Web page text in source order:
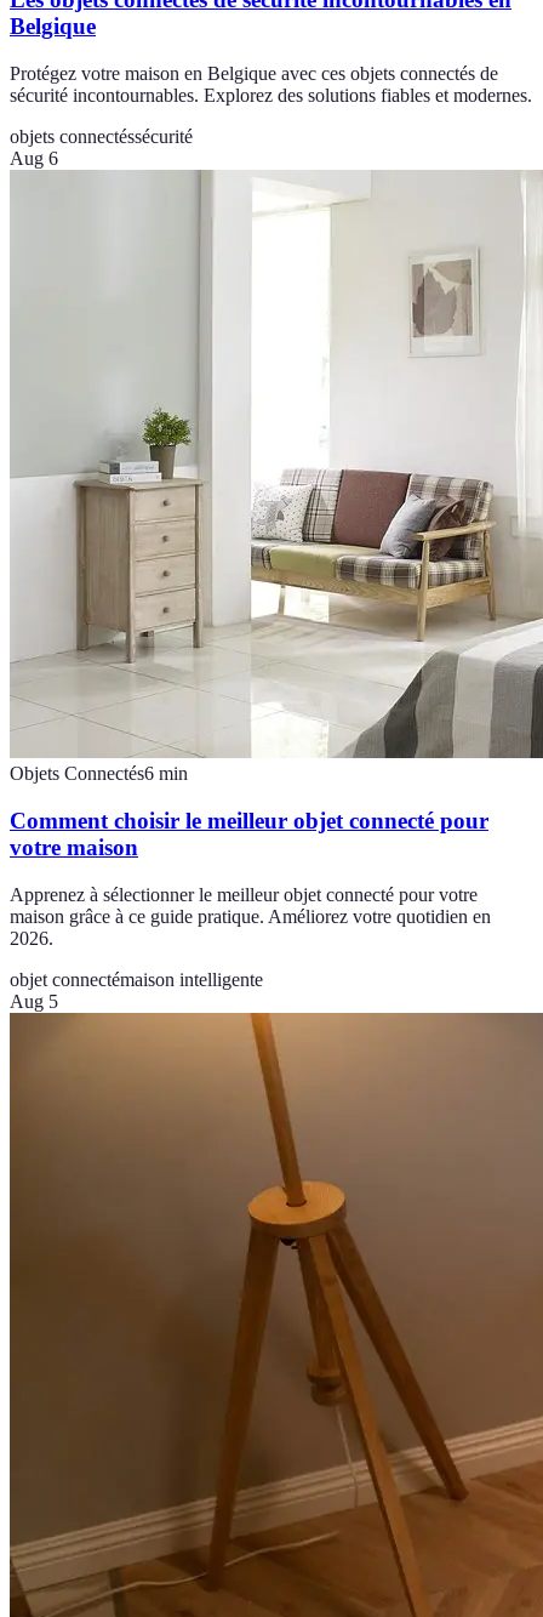
Belgique
Protégez votre maison en Belgique avec ces objets connectés de
sécurité incontournables. Explorez des solutions fiables et modernes.
objets connectéssécurité
Aug 6
Objets Connectés6 min
Comment choisir le meilleur objet connecté pour
votre maison
Apprenez à sélectionner le meilleur objet connecté pour votre
maison grâce à ce guide pratique. Améliorez votre quotidien en
2026.
objet connectémaison intelligente
Aug 5